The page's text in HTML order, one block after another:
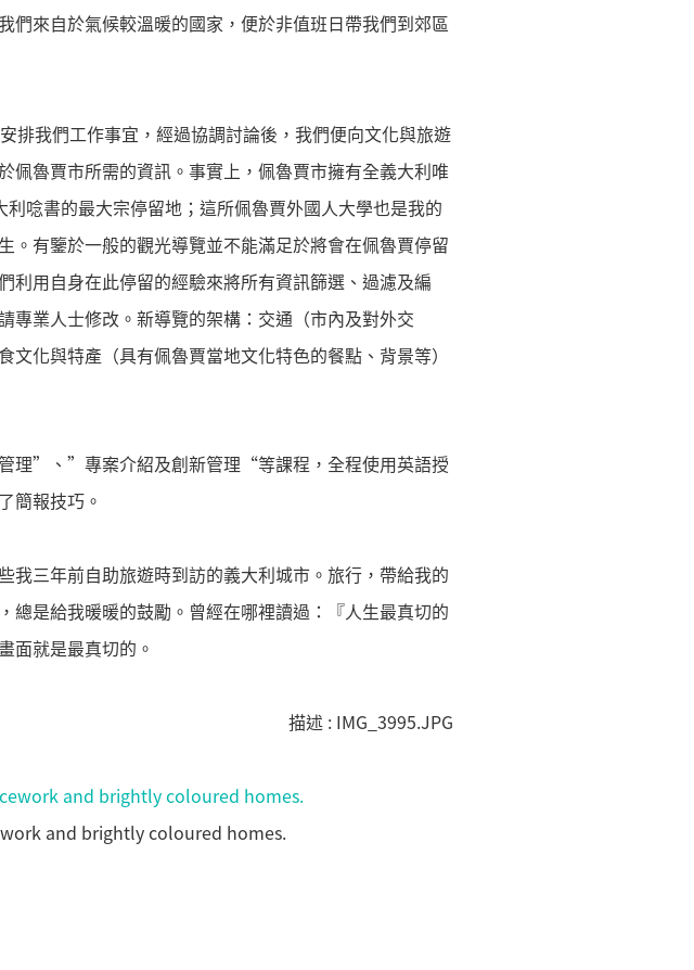
來自於氣候較溫暖的國家，便於非值班日帶我們到郊區
排我們工作事宜，經過協調討論後，我們便向文化與旅遊
佩魯賈市所需的資訊。事實上，佩魯賈市擁有全義大利唯
唸書的最大宗停留地；這所佩魯賈外國人大學也是我的
。有鑒於一般的觀光導覽並不能滿足於將會在佩魯賈停留
利用自身在此停留的經驗來將所有資訊篩選、過濾及編
專業人士修改。新導覽的架構：交通（市內及對外交
化與特產（具有佩魯賈當地文化特色的餐點、背景等）
理”、”專案介紹及創新管理“等課程，全程使用英語授
簡報技巧。
我三年前自助旅遊時到訪的義大利城市。旅行，帶給我的
總是給我暖暖的鼓勵。曾經在哪裡讀過：『人生最真切的
面就是最真切的。
and brightly coloured homes.